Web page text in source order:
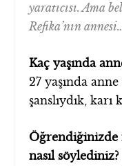
yaratıcısı. Ama
Refika’nın
Kaç yaşında
27 yaşında
şanslıydık,
Öğrendiğinizde
nasıl söylediniz?